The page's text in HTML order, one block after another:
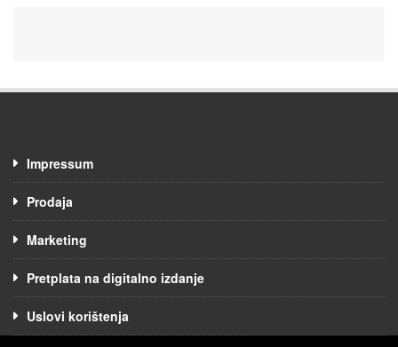
Impressum
Prodaja
Marketing
Pretplata na digitalno izdanje
Uslovi korištenja